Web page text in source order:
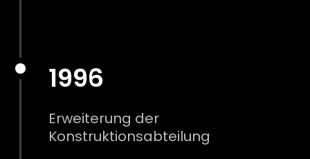
1996
Erweiterung der
Konstruktionsabteilung